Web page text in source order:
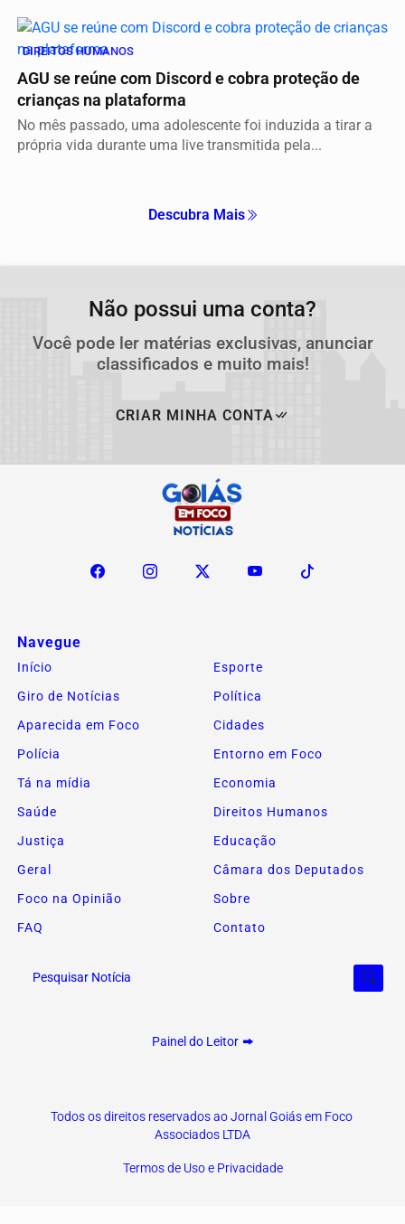
DIREITOS HUMANOS
AGU se reúne com Discord e cobra proteção de
crianças na plataforma
No mês passado, uma adolescente foi induzida a tirar a
própria vida durante uma live transmitida pela...
Descubra Mais
Não possui uma conta?
Você pode ler matérias exclusivas, anunciar
classificados e muito mais!
CRIAR MINHA CONTA
Navegue
Início
Esporte
Giro de Notícias
Política
Aparecida em Foco
Cidades
Polícia
Entorno em Foco
Tá na mídia
Economia
Saúde
Direitos Humanos
Justiça
Educação
Geral
Câmara dos Deputados
Foco na Opinião
Sobre
FAQ
Contato
Pesquisar Notícia
Painel do Leitor
Todos os direitos reservados ao Jornal Goiás em Foco
Associados LTDA
Termos de Uso e Privacidade